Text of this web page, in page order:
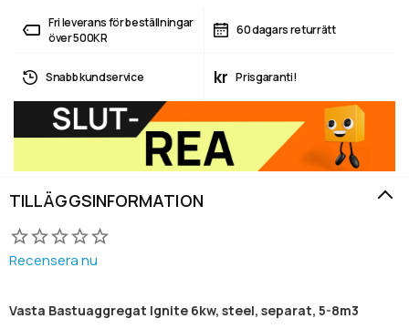
Fri leverans för beställningar
över 500KR
60 dagars returrätt
Snabb kundservice kr Prisgaranti!
TILLÄGGSINFORMATION
Recensera nu
Vasta Bastuaggregat Ignite 6kw, steel, separat, 5-8m3